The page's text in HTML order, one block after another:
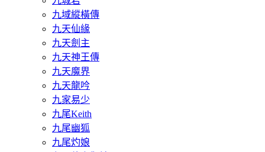
九域縱橫傳
九天仙緣
九天劍主
九天神王傳
九天魔界
九天龍吟
九家易少
九尾Keith
九尾幽狐
九尾灼娘